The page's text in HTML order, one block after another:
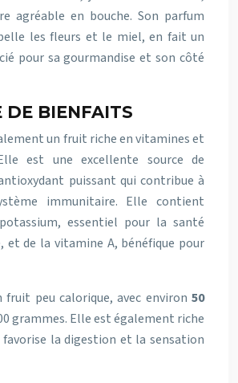
agréable en bouche. Son parfum
les fleurs et le miel, en fait un
pour sa gourmandise et son côté
DE BIENFAITS
un fruit riche en vitamines et
est une excellente source de
puissant qui contribue à
immunitaire. Elle contient
essentiel pour la santé
et de la vitamine A, bénéfique pour
fruit peu calorique, avec environ 50
grammes. Elle est également riche
favorise la digestion et la sensation